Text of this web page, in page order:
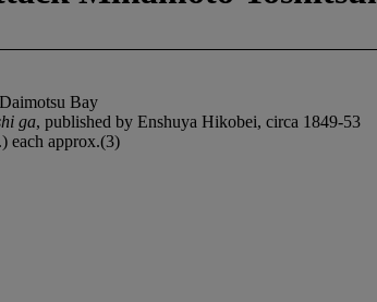
Bay
ga, published by Enshuya Hikobei, circa 1849-53
each approx.(3)